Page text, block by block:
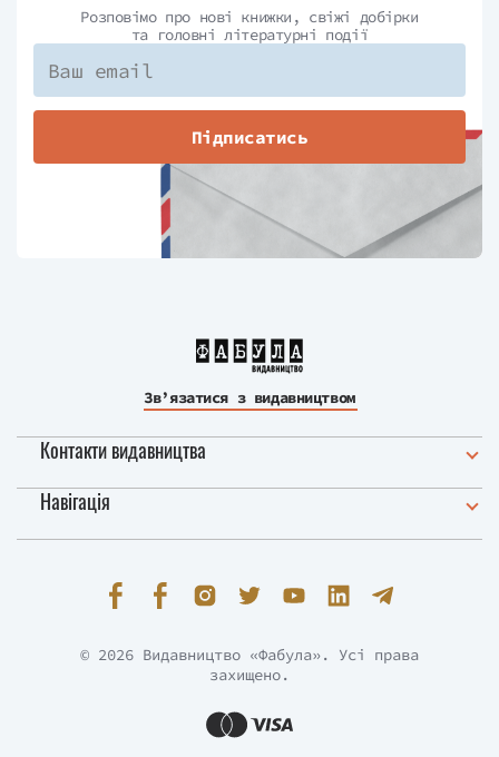
Розповімо про нові книжки, свіжі добірки
та головні літературні події
Підписатись
Зв’язатися з видавництвом
Контакти видавництва
Навігація
© 2026 Видавництво «Фабула». Усі права
захищено.